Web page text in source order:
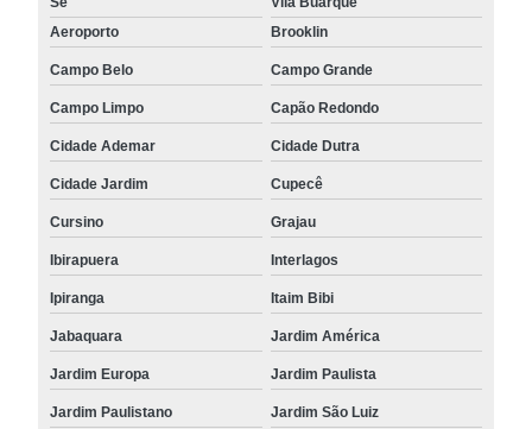
Aeroporto
Brooklin
Campo Belo Campo Grande
Campo Limpo Capão Redondo
Cidade Ademar Cidade Dutra
Cidade Jardim Cupecê
Cursino Grajau
Ibirapuera Interlagos
Ipiranga Itaim Bibi
Jabaquara Jardim América
Jardim Europa Jardim Paulista
Jardim Paulistano Jardim São Luiz